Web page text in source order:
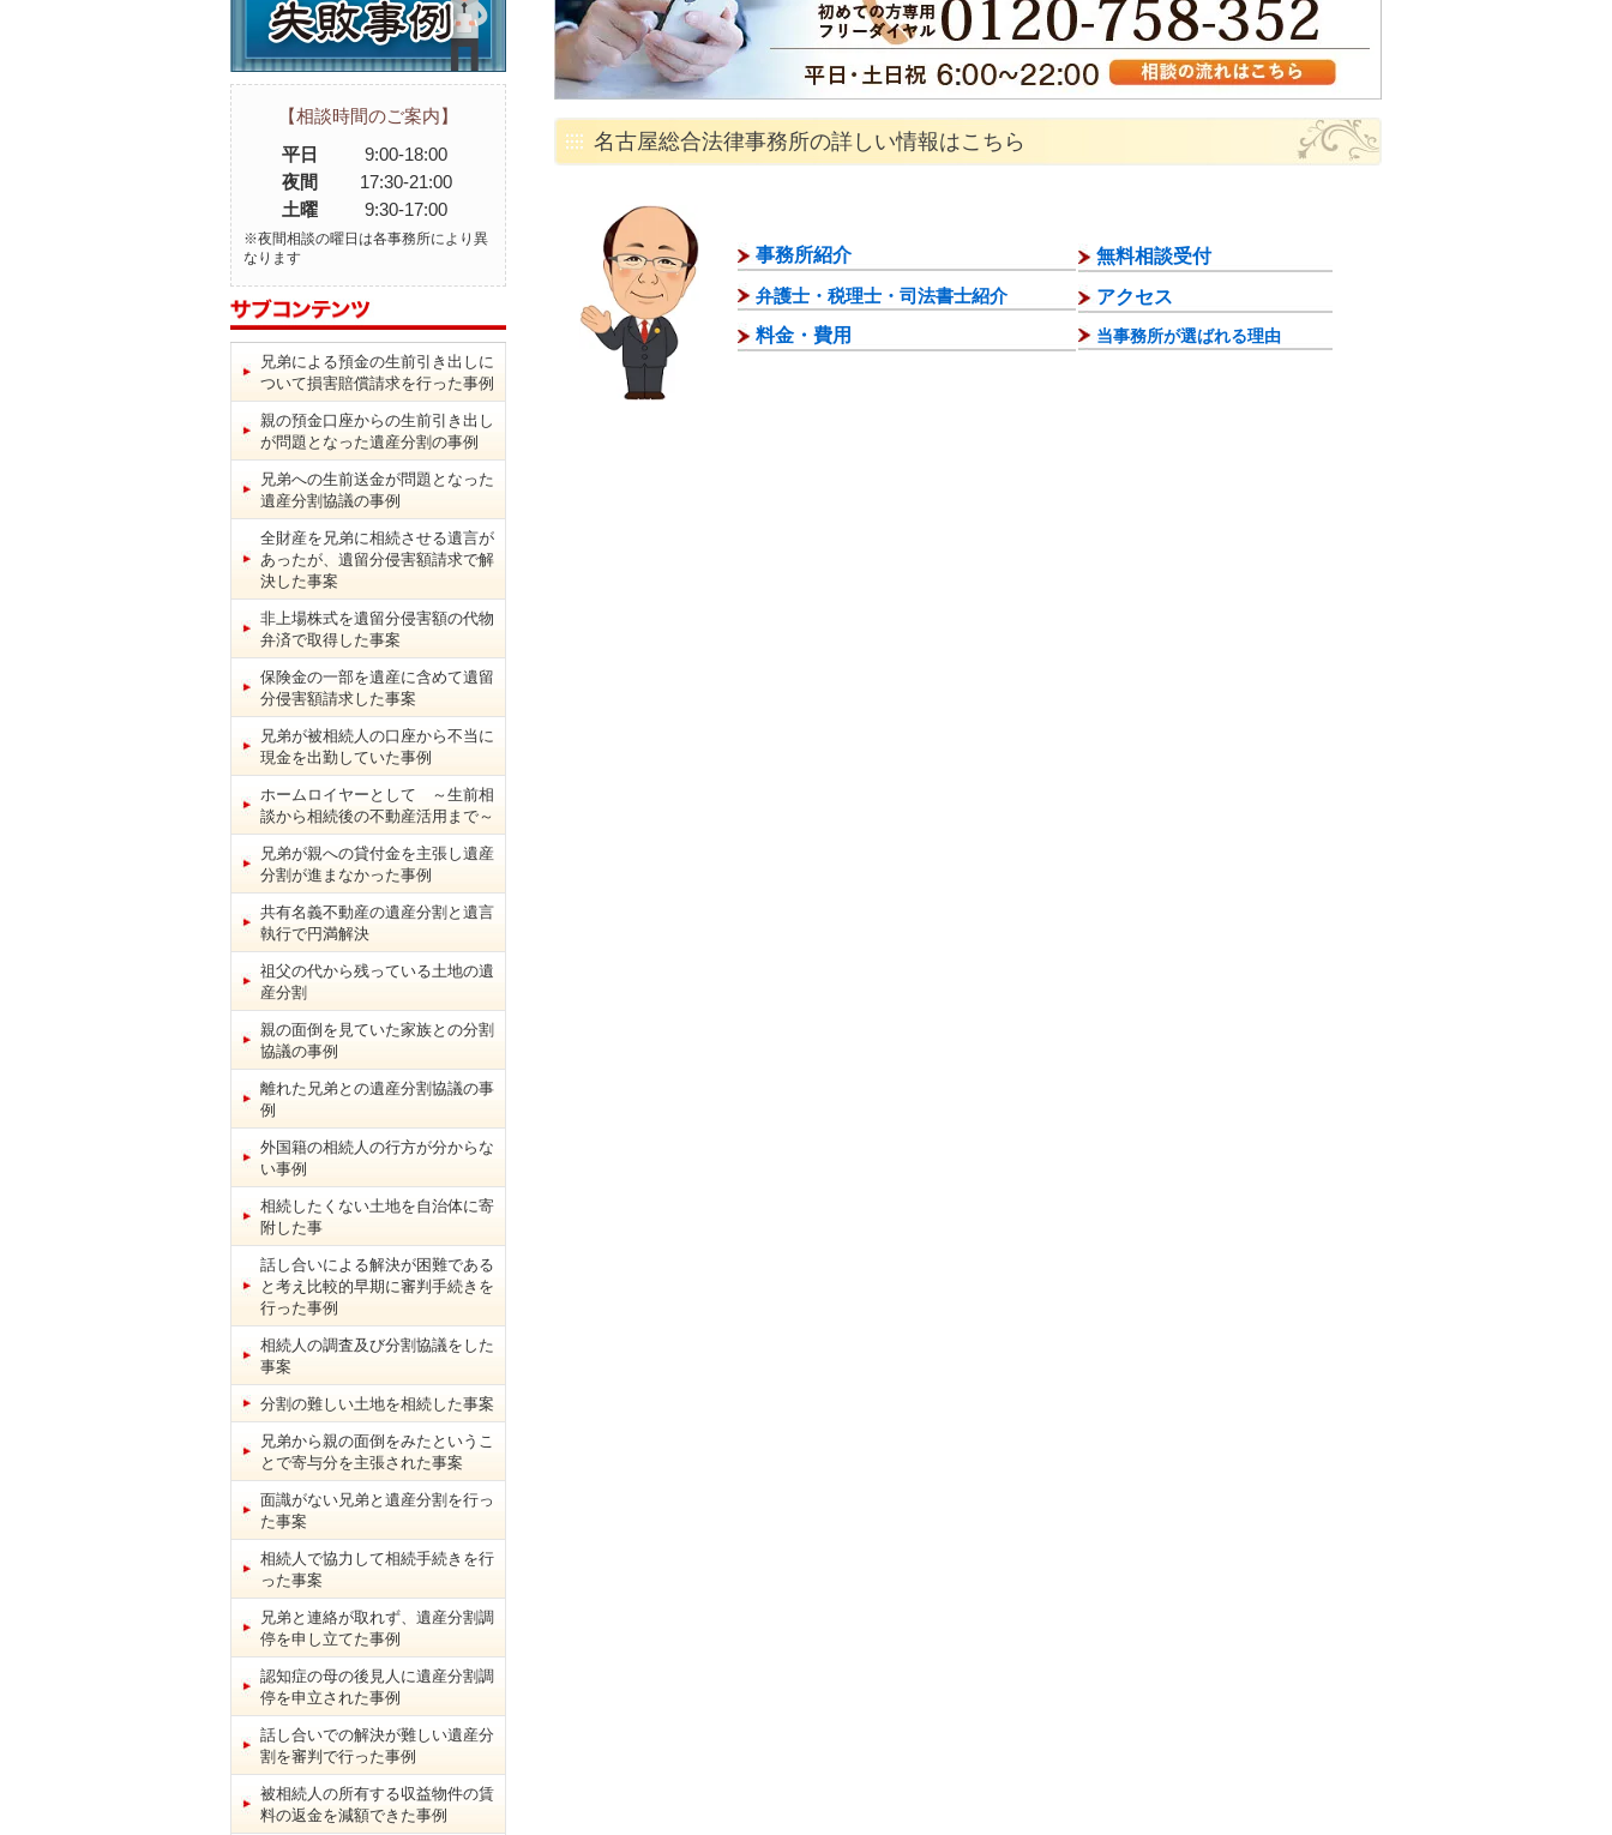
名古屋総合法律事務所の詳しい情報はこちら
事務所紹介
弁護士・税理士・司法書士紹介
料金・費用
無料相談受付
アクセス
当事務所が選ばれる理由
【相談時間のご案内】
平日
9:00-18:00
夜間
17:30-21:00
土曜
9:30-17:00
※夜間相談の曜日は各事務所により異
なります
兄弟による預金の生前引き出しに
ついて損害賠償請求を行った事例
親の預金口座からの生前引き出し
が問題となった遺産分割の事例
兄弟への生前送金が問題となった
遺産分割協議の事例
全財産を兄弟に相続させる遺言が
あったが、遺留分侵害額請求で解
決した事案
非上場株式を遺留分侵害額の代物
弁済で取得した事案
保険金の一部を遺産に含めて遺留
分侵害額請求した事案
兄弟が被相続人の口座から不当に
現金を出勤していた事例
ホームロイヤーとして ～生前相
談から相続後の不動産活用まで～
兄弟が親への貸付金を主張し遺産
分割が進まなかった事例
共有名義不動産の遺産分割と遺言
執行で円満解決
祖父の代から残っている土地の遺
産分割
親の面倒を見ていた家族との分割
協議の事例
離れた兄弟との遺産分割協議の事
例
外国籍の相続人の行方が分からな
い事例
相続したくない土地を自治体に寄
附した事
話し合いによる解決が困難である
と考え比較的早期に審判手続きを
行った事例
相続人の調査及び分割協議をした
事案
分割の難しい土地を相続した事案
兄弟から親の面倒をみたというこ
とで寄与分を主張された事案
面識がない兄弟と遺産分割を行っ
た事案
相続人で協力して相続手続きを行
った事案
兄弟と連絡が取れず、遺産分割調
停を申し立てた事例
認知症の母の後見人に遺産分割調
停を申立された事例
話し合いでの解決が難しい遺産分
割を審判で行った事例
被相続人の所有する収益物件の賃
料の返金を減額できた事例